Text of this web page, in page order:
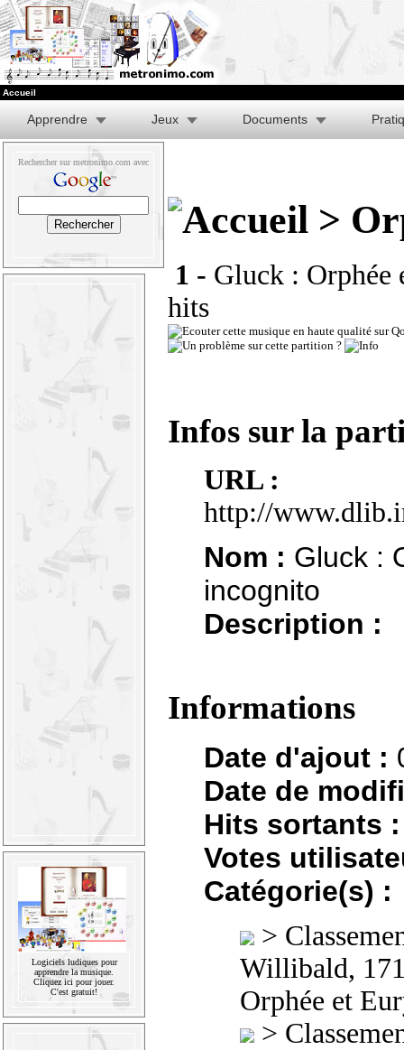
Accueil
Apprendre Jeux Documents
Rechercher sur metronimo.com avec
Logiciels ludiques pour
apprendre la musique.
Cliquez ici pour jouer.
C'est gratuit!
>
1 - Gluck :
hits
Infos sur la
URL :
http://
Nom : Gluck :
incognito
Description :
Informations
Date d'ajout :
Date de
Hits sortants :
Votes
Catégorie(s) :
>
Willibald,
Orphée et
>